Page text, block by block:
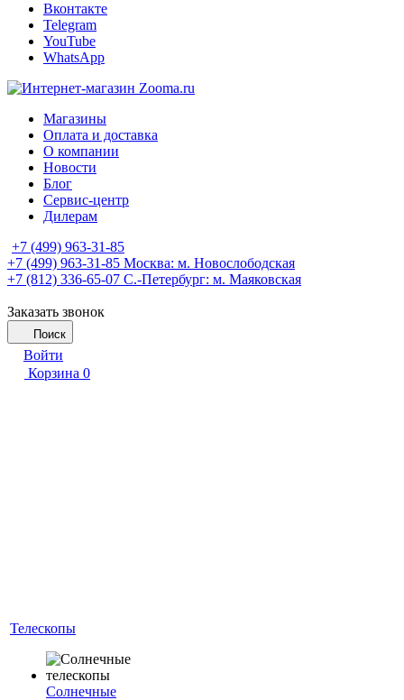
Вконтакте
Telegram
YouTube
WhatsApp
Магазины
Оплата и доставка
О компании
Новости
Блог
Сервис-центр
Дилерам
+7 (499) 963-31-85
+7 (499) 963-31-85 Москва: м. Новослободская
+7 (812) 336-65-07 С.-Петербург: м. Маяковская
Заказать звонок
Поиск
Войти
Корзина 0
Телескопы
Солнечные